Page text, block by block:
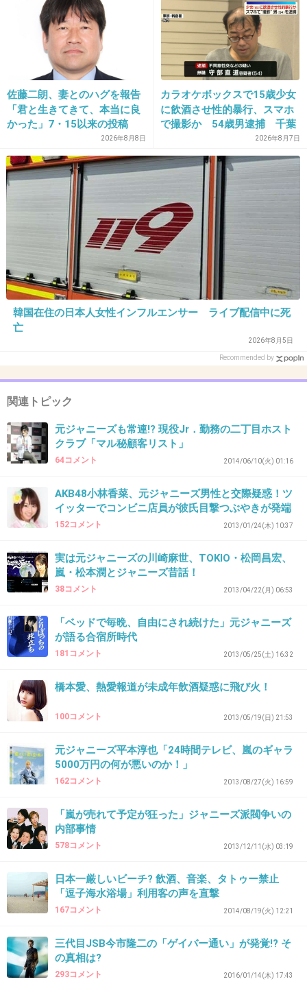
し、後は本人次第じゃないの？
+50
37. 匿名2017/04/29(土) 11:03:52
>>19
これゲイバーでの接客中？
パーカーとか随分とラフな格好なんだね。
2017/04/29(土) 11:06:52
>>19
ジャニーズ関係無いじゃん！
-2
39. 匿名2017/04/29(土) 11:07:54
元ジャニーズJrなんて山ほど居るよ
この肩書きいらない
+90
40. 匿名2017/04/29(土) 11:08:50
こうしてジャニオタにアクセス数を増やせる作
戦か
何回目だよ
41. 匿名2017/04/29(土) 11:08:56
20年くらい前なら(その時も未成年者の飲酒と
喫煙はダメだったけど)今ほどうるさくなくて雇
う側もギリギリセーフみたいな感じだったけど
ゲイバーは特に『一般社会に適応できないの
よ〜』って言い訳を使うママまでいて
ゲイの友人もバイトしてたけど…
今の時代は店側もアウトだし母親は酔って朝帰
りする息子に何も言わなかったのかな？
-2
42. 匿名 2017/04/29(土) 11:09:22
-21
佐藤二朗、妻とのハグを報告
「君と生きてきて、本当に良
かった」7・15以来の投稿
「文〇砲より遥かに威力は弱
いが…」
2026年8月8日
カラオケボックスで15歳少女
に飲酒させ性的暴行、スマホ
で撮影か 54歳男逮捕 千葉
2026年8月7日
韓国在住の日本人女性インフルエンサー ライブ配信中に死
亡
2026年8月5日
Recommended by
関連トピック
元ジャニーズも常連!? 現役Jr．勤務の二丁目ホスト
クラブ「マル秘顧客リスト」
64コメント 2014/06/10(火) 01:16
AKB48小林香菜、元ジャニーズ男性と交際疑惑！ツ
イッターでコンビニ店員が彼氏目撃つぶやきが発端
152コメント 2013/01/24(木) 10:37
実は元ジャニーズの川崎麻世、TOKIO・松岡昌宏、
嵐・松本潤とジャニーズ昔話！
38コメント 2013/04/22(月) 06:53
「ベッドで毎晩、自由にされ続けた」元ジャニーズ
が語る合宿所時代
181コメント 2013/05/25(土) 16:32
橋本愛、熱愛報道が未成年飲酒疑惑に飛び火！
100コメント 2013/05/19(日) 21:53
元ジャニーズ平本淳也「24時間テレビ、嵐のギャラ
5000万円の何が悪いのか！」
162コメント 2013/08/27(火) 16:59
「嵐が売れて予定が狂った」ジャニーズ派閥争いの
内部事情
578コメント 2013/12/11(水) 03:19
日本一厳しいビーチ? 飲酒、音楽、タトゥー禁止
「逗子海水浴場」利用客の声を直撃
167コメント 2014/08/19(火) 12:21
三代目JSB今市隆二の「ゲイバー通い」が発覚!? そ
の真相は?
293コメント 2016/01/14(木) 17:43